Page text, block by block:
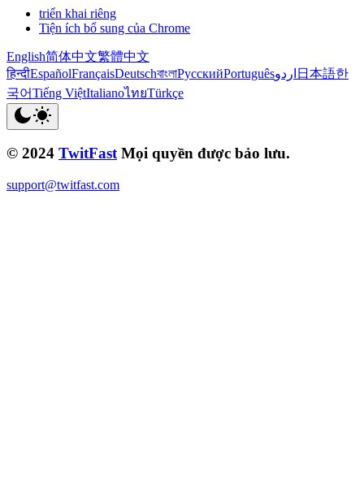
triển khai riêng
Tiện ích bổ sung của Chrome
English简体中文繁體中文
हिन्दीEspañolFrançaisDeutschবাংলাРусскийPortuguêsاردو 日本語한
국어Tiếng ViệtItalianoไทยTürkçe
© 2024 TwitFast Mọi quyền được bảo lưu.
support@twitfast.com